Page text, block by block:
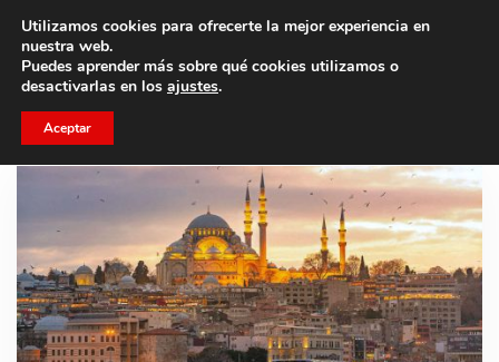
Trae a un amigo y llevaos un total de 75€ de descuento.
Utilizamos cookies para ofrecerte la mejor experiencia en
nuestra web.
Puedes aprender más sobre qué cookies utilizamos o
desactivarlas en los ajustes.
Aceptar